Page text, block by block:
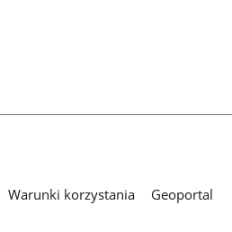
Warunki korzystania
Geoportal